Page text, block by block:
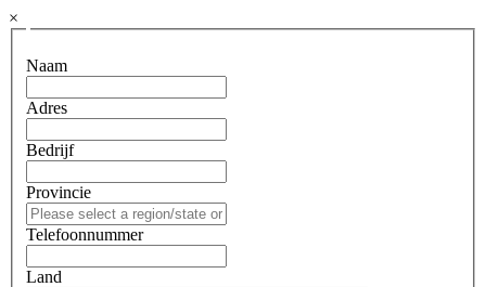
×
Naam
Adres
Bedrijf
Provincie
Telefoonnummer
Land